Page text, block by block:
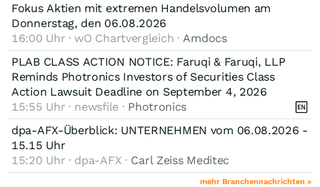
Fokus Aktien mit extremen Handelsvolumen am
Donnerstag, den 06.08.2026
16:00 Uhr · wO Chartvergleich · Amdocs
PLAB CLASS ACTION NOTICE: Faruqi & Faruqi, LLP
Reminds Photronics Investors of Securities Class
Action Lawsuit Deadline on September 4, 2026
15:55 Uhr · newsfile · Photronics
dpa-AFX-Überblick: UNTERNEHMEN vom 06.08.2026 -
15.15 Uhr
15:20 Uhr · dpa-AFX · Carl Zeiss Meditec
mehr Branchennachrichten »